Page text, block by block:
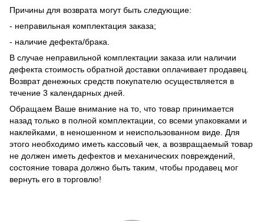
Причины для возврата могут быть следующие:
- неправильная комплектация заказа;
- наличие дефекта/брака.
В случае неправильной комплектации заказа или наличии
дефекта стоимость обратной доставки оплачивает продавец.
Возврат денежных средств покупателю осуществляется в
течение 3 календарных дней.
Обращаем Ваше внимание на то, что товар принимается
назад только в полной комплектации, со всеми упаковками и
наклейками, в неношенном и неиспользованном виде. Для
этого необходимо иметь кассовый чек, а возвращаемый товар
не должен иметь дефектов и механических повреждений,
состояние товара должно быть таким, чтобы продавец мог
вернуть его в торговлю!